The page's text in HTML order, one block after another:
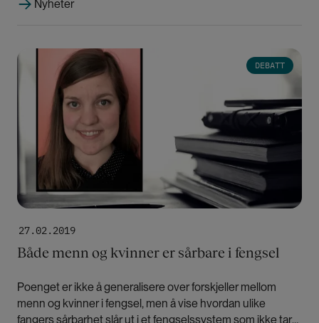
Nyheter
27.02.2019
Både menn og kvinner er sårbare i fengsel
Poenget er ikke å generalisere over forskjeller mellom
menn og kvinner i fengsel, men å vise hvordan ulike
fangers sårbarhet slår ut i et fengselssystem som ikke tar
Bilde
DEBATT